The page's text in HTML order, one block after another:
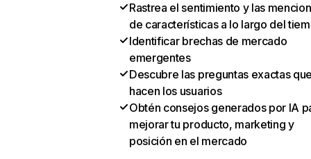
Rastrea el sentimiento y las
de características a lo largo del
Identificar brechas de mercado
emergentes
Descubre las preguntas exactas
hacen los usuarios
Obtén consejos generados por IA
mejorar tu producto, marketing y
posición en el mercado